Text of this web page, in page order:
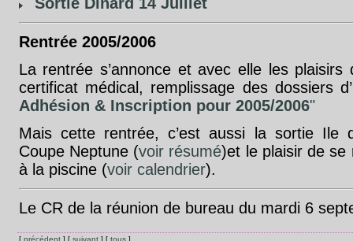
Rentrée 2005/2006
La rentrée s’annonce et avec elle les
certificat médical, remplissage des dossiers
Adhésion & Inscription pour 2005/2006"
Mais cette rentrée, c’est aussi la sortie Ile
Coupe Neptune (voir résumé)et le plaisir de se
à la piscine (voir calendrier).
Le CR de la réunion de bureau du mardi 6
[ précédent] [ suivant] [ tous]